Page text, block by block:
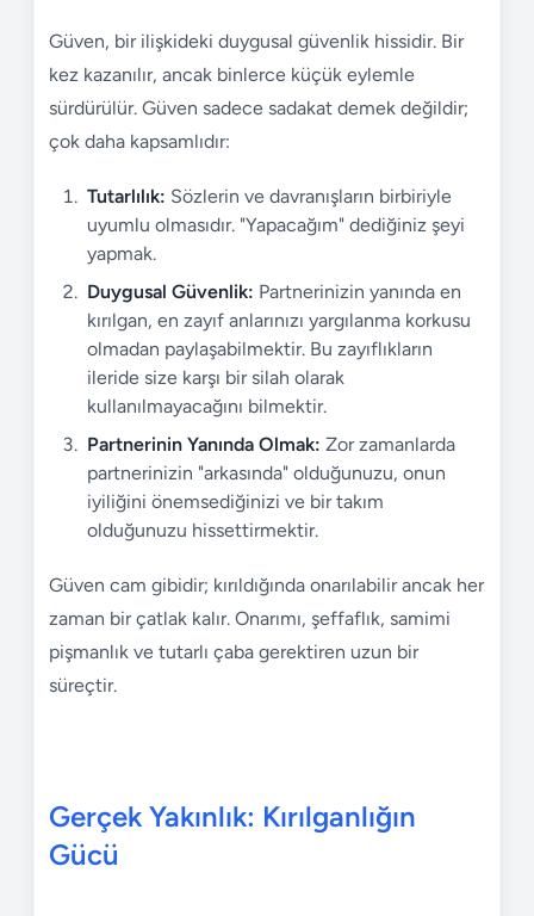
Güven, bir ilişkideki duygusal güvenlik hissidir. Bir
kez kazanılır, ancak binlerce küçük eylemle
sürdürülür. Güven sadece sadakat demek değildir;
çok daha kapsamlıdır:
Tutarlılık: Sözlerin ve davranışların birbiriyle
uyumlu olmasıdır. "Yapacağım" dediğiniz şeyi
yapmak.
Duygusal Güvenlik: Partnerinizin yanında en
kırılgan, en zayıf anlarınızı yargılanma korkusu
olmadan paylaşabilmektir. Bu zayıflıkların
ileride size karşı bir silah olarak
kullanılmayacağını bilmektir.
Partnerinin Yanında Olmak: Zor zamanlarda
partnerinizin "arkasında" olduğunuzu, onun
iyiliğini önemsediğinizi ve bir takım
olduğunuzu hissettirmektir.
Güven cam gibidir; kırıldığında onarılabilir ancak her
zaman bir çatlak kalır. Onarımı, şeffaflık, samimi
pişmanlık ve tutarlı çaba gerektiren uzun bir
süreçtir.
Gerçek Yakınlık: Kırılganlığın
Gücü